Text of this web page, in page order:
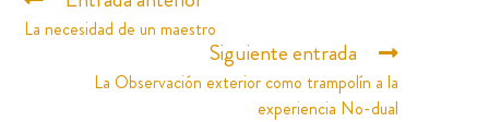
La necesidad de un maestro
Siguiente entrada
La Observación exterior como trampolín a la
experiencia No-dual